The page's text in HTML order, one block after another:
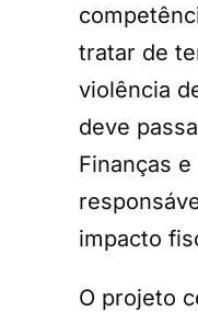
tratar de
violência
deve
Finanças
impacto
O projeto